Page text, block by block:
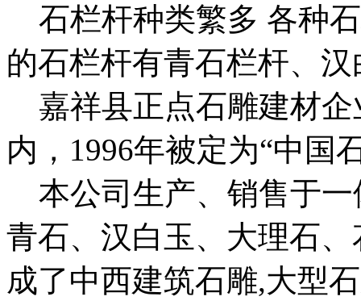
石栏杆种类繁多 各种
的石栏杆有青石栏杆、
嘉祥县正点石雕建材企
内，1996年被定为“中国
本公司生产、销售于一
青石、汉白玉、大理石
成了中西建筑石雕,大型